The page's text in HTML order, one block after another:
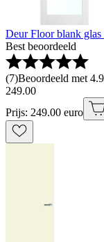
Deur Floor blank
Best beoordeeld
(7)Beoordeeld met
249.00
Prijs: 249.00 euro